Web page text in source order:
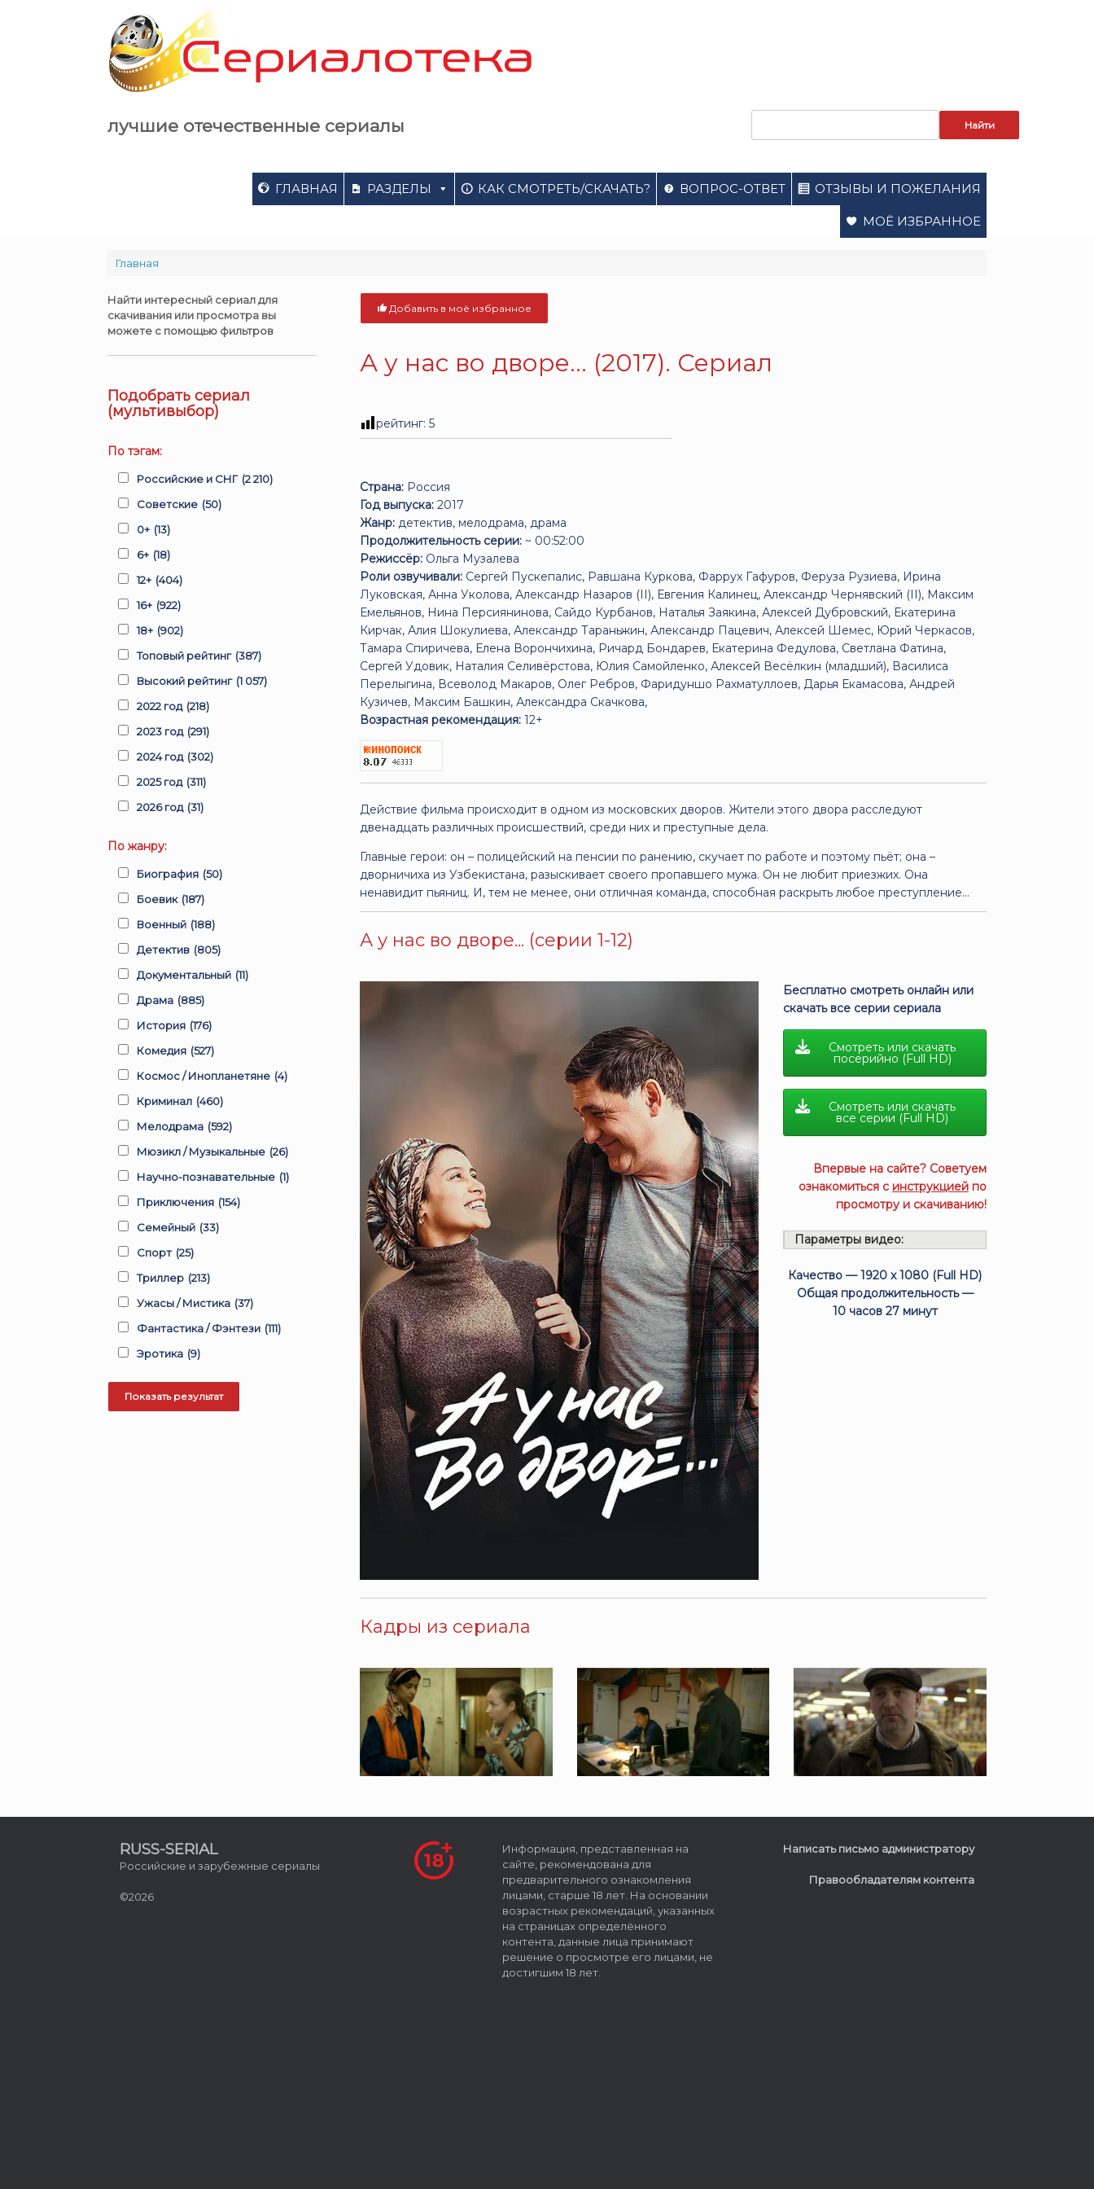
лучшие отечественные сериалы
ГЛАВНАЯ РАЗДЕЛЫ КАК СМОТРЕТЬ/СКАЧАТЬ? ВОПРОС-ОТВЕТ ОТЗЫВЫ И ПОЖЕЛАНИЯ
МОЁ ИЗБРАННОЕ
Главная
Добавить в моё избранное
А у нас во дворе... (2017). Сериал
рейтинг:5
Страна: Россия
Год выпуска: 2017
Жанр: детектив, мелодрама, драма
Продолжительность серии: ~ 00:52:00
Режиссёр: Ольга Музалева
Роли озвучивали: Сергей Пускепалис, Равшана Куркова, Фаррух Гафуров, Феруза Рузиева, Ирина
Луковская, Анна Уколова, Александр Назаров (II), Евгения Калинец, Александр Чернявский (II), Максим
Емельянов, Нина Персиянинова, Сайдо Курбанов, Наталья Заякина, Алексей Дубровский, Екатерина
Кирчак, Алия Шокулиева, Александр Тараньжин, Александр Пацевич, Алексей Шемес, Юрий Черкасов,
Тамара Спиричева, Елена Ворончихина, Ричард Бондарев, Екатерина Федулова, Светлана Фатина,
Сергей Удовик, Наталия Селивёрстова, Юлия Самойленко, Алексей Весёлкин (младший), Василиса
Перелыгина, Всеволод Макаров, Олег Ребров, Фаридуншо Рахматуллоев, Дарья Екамасова, Андрей
Кузичев, Максим Башкин, Александра Скачкова,
Возрастная рекомендация: 12+
Действие фильма происходит в одном из московских дворов. Жители этого двора расследуют
двенадцать различных происшествий, среди них и преступные дела.
Главные герои: он – полицейский на пенсии по ранению, скучает по работе и поэтому пьёт; она –
дворничиха из Узбекистана, разыскивает своего пропавшего мужа. Он не любит приезжих. Она
ненавидит пьяниц. И, тем не менее, они отличная команда, способная раскрыть любое преступление...
А у нас во дворе... (серии 1-12)
Бесплатно смотреть онлайн или
скачать все серии сериала
Смотреть или скачать
посерийно (Full HD)
Смотреть или скачать
все серии (Full HD)
Впервые на сайте? Советуем
ознакомиться с инструкцией по
просмотру и скачиванию!
Параметры видео:
Качество — 1920 x 1080 (Full HD)
Общая продолжительность —
10 часов 27 минут
Кадры из сериала
Найти интересный сериал для
скачивания или просмотра вы
можете с помощью фильтров
Подобрать сериал
(мультивыбор)
По тэгам:
Российские и СНГ (2 210)
Советские (50)
0+ (13)
6+ (18)
12+ (404)
16+ (922)
18+ (902)
Топовый рейтинг (387)
Высокий рейтинг (1 057)
2022 год (218)
2023 год (291)
2024 год (302)
2025 год (311)
2026 год (31)
По жанру:
Биография (50)
Боевик (187)
Военный (188)
Детектив (805)
Документальный (11)
Драма (885)
История (176)
Комедия (527)
Космос / Инопланетяне (4)
Криминал (460)
Мелодрама (592)
Мюзикл / Музыкальные (26)
Научно-познавательные (1)
Приключения (154)
Семейный (33)
Спорт (25)
Триллер (213)
Ужасы / Мистика (37)
Фантастика / Фэнтези (111)
Эротика (9)
RUSS-SERIAL
Российские и зарубежные сериалы
©2026
Информация, представленная на
сайте, рекомендована для
предварительного ознакомления
лицами, старше 18 лет. На основании
возрастных рекомендаций, указанных
на страницах определённого
контента, данные лица принимают
решение о просмотре его лицами, не
достигшим 18 лет.
Написать письмо администратору
Правообладателям контента